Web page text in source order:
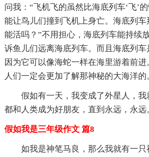
问我：“飞机飞的虽然比海底列车‘飞’
能让鸟儿们撞到飞机上身亡。海底列
能活吗？”不用担心，海底列车能持续
诉鱼儿们远离海底列车。而且海底列车
因为它可以像海蛇一样在海里游着前进
人们一定会更加了解那神秘的大海洋的
假如有一天，我变成了外星人，我
都和人类成为好朋友，直到永远，永远
假如我是三年级作文 篇8
如我是神笔马良，那么我就有一